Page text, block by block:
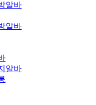
알바
알바
알바